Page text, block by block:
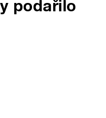
podařilo